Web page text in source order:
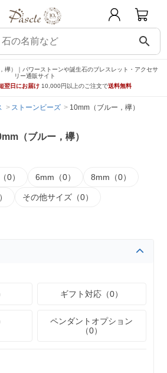
search
欅）｜パワーストーンや誕生石のブレスレット・アクセサ
リー通販サイト
翌日にお届け 10,000円以上のご注文で送料無料
ストーンビーズ 10mm（ブルー，欅）
（ブルー，欅）
0） 6mm（0） 8mm（0）
その他サイズ（0）
ギフト対応（0）
ペンダントオプション
（0）